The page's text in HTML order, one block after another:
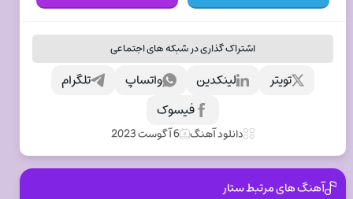
اشتراک گذاری در شبکه های اجتماعی
تلگرام واتساپ لینکدین
تویتر
فیسوک
دانلود آهنگ 6 آگوست 2023
آهنگ های مرتبط ستار